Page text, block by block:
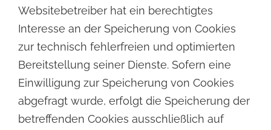
Websitebetreiber hat ein berechtigtes
Interesse an der Speicherung von Cookies
zur technisch fehlerfreien und optimierten
Bereitstellung seiner Dienste. Sofern eine
Einwilligung zur Speicherung von Cookies
abgefragt wurde, erfolgt die Speicherung der
betreffenden Cookies ausschließlich auf